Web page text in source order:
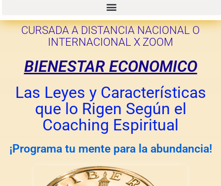
CURSADA A DISTANCIA NACIONAL O
INTERNACIONAL X ZOOM
BIENESTAR ECONOMICO
Las Leyes y Características
que lo Rigen Según el
Coaching Espiritual
¡Programa tu mente para la abundancia!